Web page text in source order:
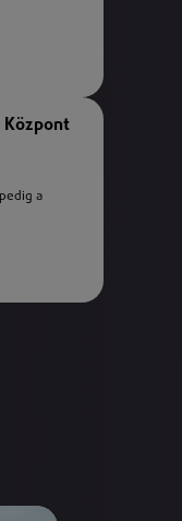
Központ
a